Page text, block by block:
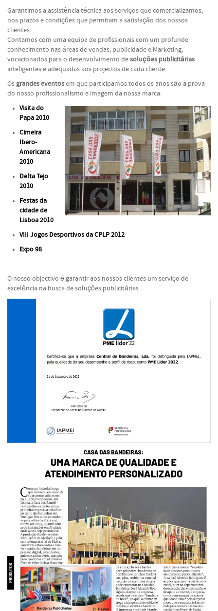
Garantimos a assistência técnica aos serviços que comercializamos,
nos prazos e condições que permitam a satisfação dos nossos
clientes.
Contamos com uma equipa de profissionais com um profundo
conhecimento nas áreas de vendas, publicidade e Marketing,
vocacionados para o desenvolvimento de soluções publicitárias
inteligentes e adequadas aos projectos de cada cliente.
Os grandes eventos em que participamos todos os anos são a prova
do nosso profissionalismo e imagem da nossa marca:
Visita do
Papa 2010
Cimeira
Ibero-
Americana
2010
Delta Tejo
2010
Festas da
cidade de
Lisboa 2010
VIII Jogos Desportivos da CPLP 2012
Expo 98
O nosso objectivo é garantir aos nossos clientes um serviço de
excelência na busca de soluções publicitárias